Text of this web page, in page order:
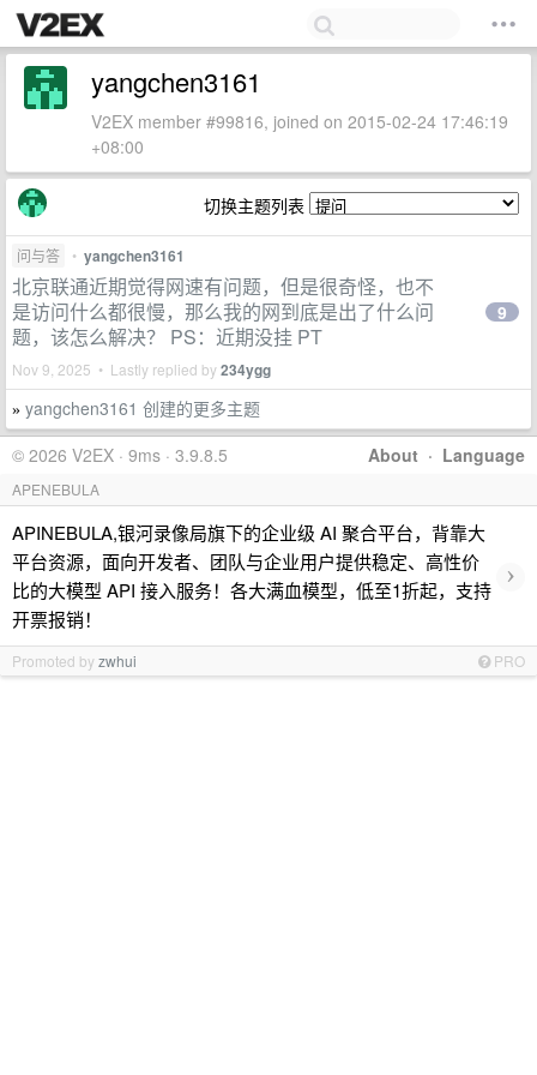
yangchen3161
V2EX member #99816, joined on 2015-02-24 17:46:19
+08:00
切换主题列表
问与答 • yangchen3161
北京联通近期觉得网速有问题，但是很奇怪，也不
是访问什么都很慢，那么我的网到底是出了什么问
题，该怎么解决？ PS：近期没挂 PT
Nov 9, 2025 • Lastly replied by234ygg
9
» yangchen3161 创建的更多主题
About · Language
© 2026 V2EX · 9ms · 3.9.8.5
APENEBULA
APINEBULA,银河录像局旗下的企业级 AI 聚合平台，背靠大
平台资源，面向开发者、团队与企业用户提供稳定、高性价
比的大模型 API 接入服务！各大满血模型，低至1折起，支持
开票报销！
›
Promoted byzwhui PRO